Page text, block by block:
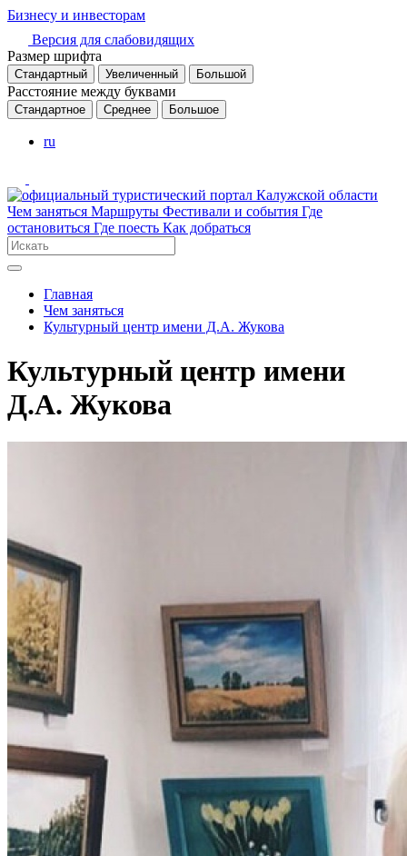
Бизнесу и инвесторам
Версия для слабовидящих
Размер шрифта
Стандартный Увеличенный Большой
Расстояние между буквами
Стандартное Среднее Большое
ru
Чем заняться Маршруты Фестивали и события Где
остановиться Где поесть Как добраться
Главная
Чем заняться
Культурный центр имени Д.А. Жукова
Культурный центр имени
Д.А. Жукова